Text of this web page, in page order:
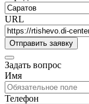
URL
Задать вопрос
Имя
Телефон